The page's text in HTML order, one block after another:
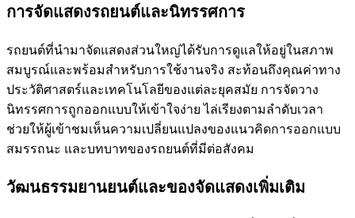
การจัดแสดงรถยนต์และนิทรรศการ
รถยนต์ที่นำมาจัดแสดงส่วนใหญ่ได้รับการดูแลให้อยู่ในสภาพ
สมบูรณ์และพร้อมสำหรับการใช้งานจริง สะท้อนถึงคุณค่าทาง
ประวัติศาสตร์และเทคโนโลยีของแต่ละยุคสมัย การจัดวาง
นิทรรศการถูกออกแบบให้เข้าใจง่าย ไล่เรียงตามลำดับเวลา
ช่วยให้ผู้เข้าชมเห็นความเปลี่ยนแปลงของแนวคิดการออกแบบ
สมรรถนะ และบทบาทของรถยนต์ที่มีต่อสังคม
วัฒนธรรมยานยนต์และของจัดแสดงเพิ่มเติม